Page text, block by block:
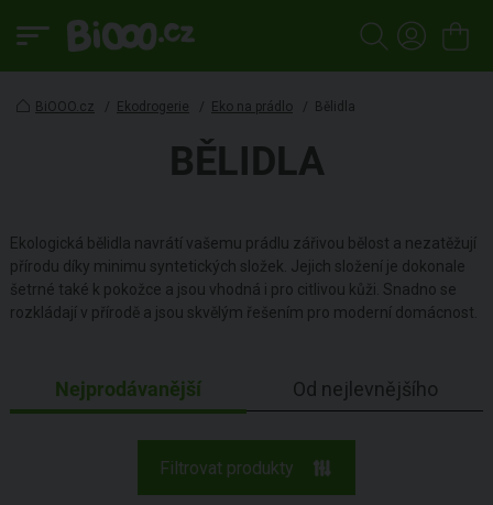
BiOOO.cz / Ekodrogerie / Eko na prádlo / Bělidla
BĚLIDLA
Ekologická bělidla navrátí vašemu prádlu zářivou bělost a nezatěžují
přírodu díky minimu syntetických složek. Jejich složení je dokonale
šetrné také k pokožce a jsou vhodná i pro citlivou kůži. Snadno se
rozkládají v přírodě a jsou skvělým řešením pro moderní domácnost.
Nejprodávanější Od nejlevnějšího
Filtrovat produkty